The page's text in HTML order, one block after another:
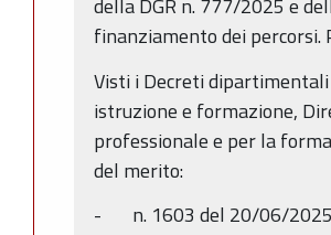
della DGR n. 777/2025 e
finanziamento dei percorsi.
Visti i Decreti
istruzione e formazione,
professionale e per la
del merito:
- n. 1603 del 20/06/2025